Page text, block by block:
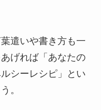
遣いや書き方も一
げれば「あなたの
シーレシピ」とい
。